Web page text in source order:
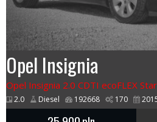
Opel Insignia
Opel Insignia 2.0 CDTI ecoFLEX
2.0 Diesel 192668 170